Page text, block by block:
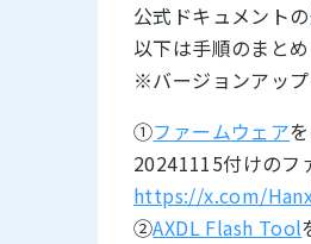
公式ドキュメント
以下は手順のまとめ
※バージョンアップ
①ファームウェア
20241115付けのフ
https://x.com/
②AXDL Flash Tool